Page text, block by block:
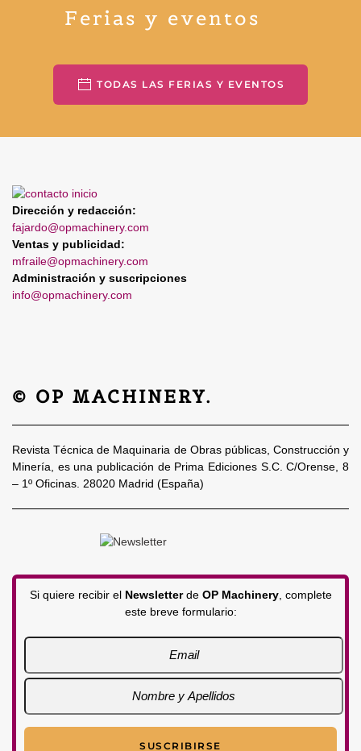
Ferias y eventos
TODAS LAS FERIAS Y EVENTOS
Dirección y redacción:
fajardo@opmachinery.com
Ventas y publicidad:
mfraile@opmachinery.com
Administración y suscripciones
info@opmachinery.com
© OP MACHINERY.
Revista Técnica de Maquinaria de Obras públicas, Construcción y
Minería, es una publicación de Prima Ediciones S.C. C/Orense, 8
– 1º Oficinas. 28020 Madrid (España)
Si quiere recibir el Newsletterde OP Machinery, complete
este breve formulario: